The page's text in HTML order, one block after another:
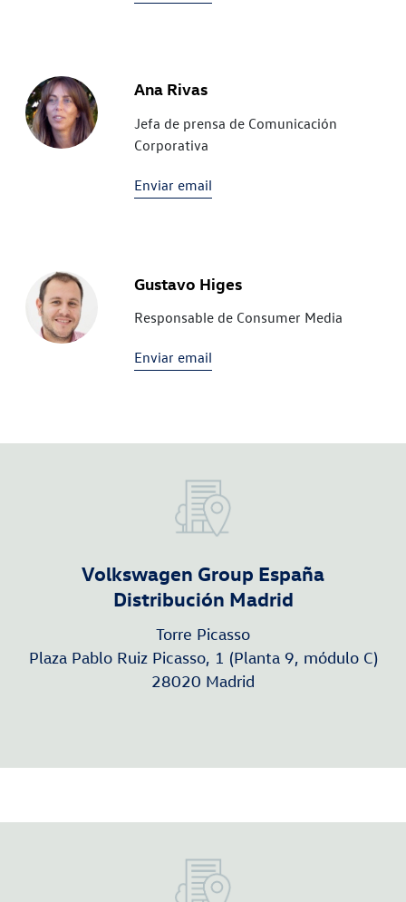
Ana Rivas
Jefa de prensa de Comunicación
Corporativa
Enviar email
Gustavo Higes
Responsable de Consumer Media
Enviar email
Volkswagen Group España
Distribución Madrid
Torre Picasso
Plaza Pablo Ruiz Picasso, 1 (Planta 9, módulo C)
28020 Madrid